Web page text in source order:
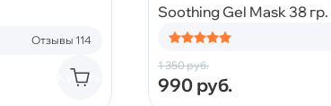
Отзывы 114
Купить
Soothing Gel Mask 38 гр.
1 350руб.
990 руб.